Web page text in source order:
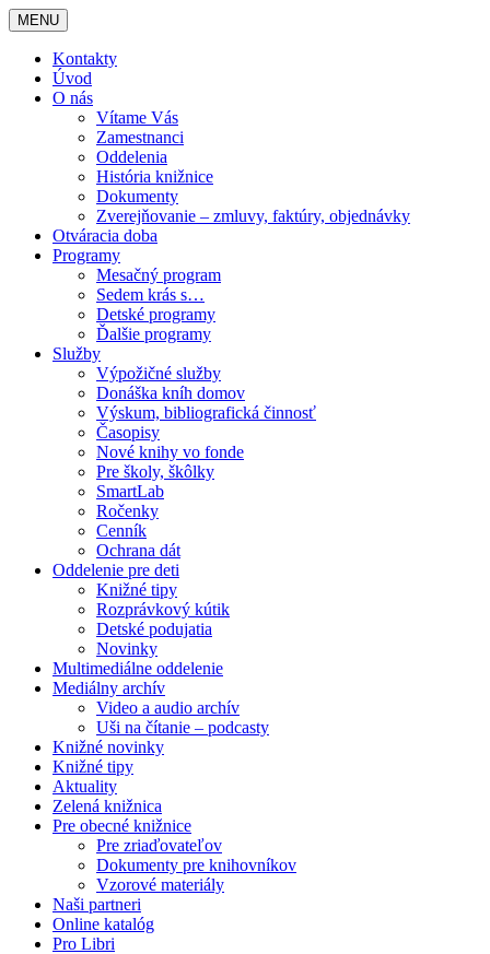
MENU
Kontakty
Úvod
O nás
Vítame Vás
Zamestnanci
Oddelenia
História knižnice
Dokumenty
Zverejňovanie – zmluvy, faktúry, objednávky
Otváracia doba
Programy
Mesačný program
Sedem krás s…
Detské programy
Ďalšie programy
Služby
Výpožičné služby
Donáška kníh domov
Výskum, bibliografická činnosť
Časopisy
Nové knihy vo fonde
Pre školy, škôlky
SmartLab
Ročenky
Cenník
Ochrana dát
Oddelenie pre deti
Knižné tipy
Rozprávkový kútik
Detské podujatia
Novinky
Multimediálne oddelenie
Mediálny archív
Video a audio archív
Uši na čítanie – podcasty
Knižné novinky
Knižné tipy
Aktuality
Zelená knižnica
Pre obecné knižnice
Pre zriaďovateľov
Dokumenty pre knihovníkov
Vzorové materiály
Naši partneri
Online katalóg
Pro Libri